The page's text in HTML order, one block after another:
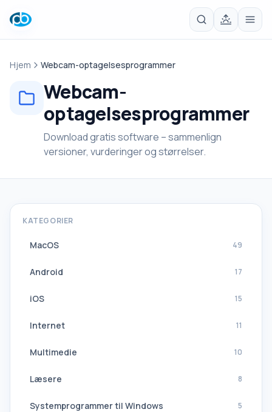
Hjem Webcam-optagelsesprogrammer
Webcam-
optagelsesprogrammer
Download gratis software – sammenlign
versioner, vurderinger og størrelser.
KATEGORIER
MacOS 49
Android 17
iOS 15
Internet 11
Multimedie 10
Læsere 8
Systemprogrammer til Windows 5